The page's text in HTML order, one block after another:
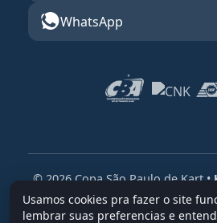
WhatsApp
© 2026 Copa São Paulo de Kart •
Viana
Usamos cookies pra fazer o site
lembrar suas preferencias e